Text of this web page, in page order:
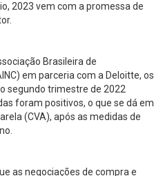
2023 vem com a promessa de
Brasileira de
em parceria com a Deloitte, os
segundo trimestre de 2022
foram positivos, o que se dá em
(CVA), após as medidas de
as negociações de compra e